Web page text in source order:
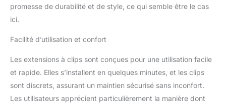
de les laver fréquemment.
longue que les autres
cheveux 5.Soins des
cheveux humains: Pour un
styling chauffé, gardez-le
en dessous de 250 ° F.
Lavez-le avec un
promesse de durabilité et de style, ce qui semble être le cas
ici.
Facilité d’utilisation et confort
Les extensions à clips sont conçues pour une utilisation facile
et rapide. Elles s’installent en quelques minutes, et les clips
sont discrets, assurant un maintien sécurisé sans inconfort.
Les utilisateurs apprécient particulièrement la manière dont